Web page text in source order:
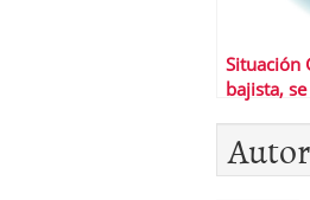
Situación
bajista,
Autor